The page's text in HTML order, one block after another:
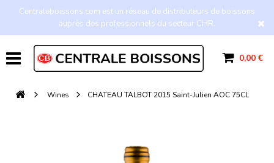
Centraleboissons.com est un réseau de distributeurs de boissons
auprès des professionnels du secteur CHR.
0,00 €
Wines CHATEAU TALBOT 2015 Saint-Julien AOC 75CL